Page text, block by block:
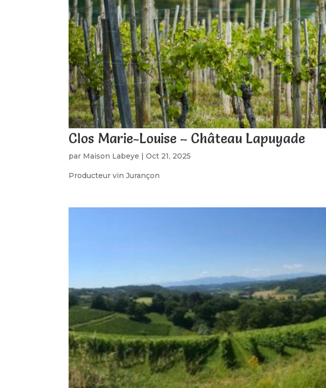
Clos Marie-Louise – Château Lapuyade
par Maison Labeye |Oct 21, 2025
Producteur vin Jurançon